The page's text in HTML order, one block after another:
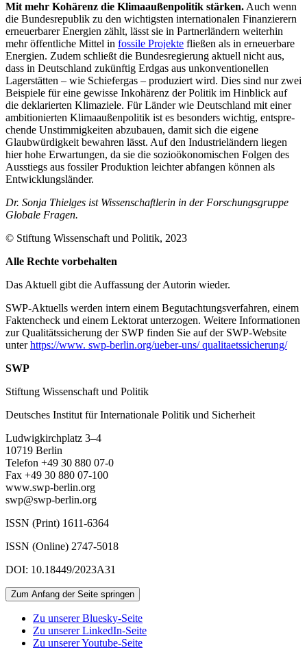
Mit mehr Kohärenz die Klimaaußen­poli­tik stärken. Auch wenn
die Bundes­repub­lik zu den wichtigsten internationa­len Finanzierern
erneuerbarer Energien zählt, lässt sie in Partnerländern weiterhin
mehr öffentliche Mittel in fossile Projekte fließen als in erneuerbare
Energien. Zudem schließt die Bundesregierung aktuell nicht aus,
dass in Deutschland zukünftig Erdgas aus un­konventionellen
Lagerstätten – wie Schie­fergas – produziert wird. Dies sind nur zwei
Beispiele für eine gewisse Inko­hä­renz der Politik im Hinblick auf
die dekla­rierten Klimaziele. Für Länder wie Deutsch­land mit einer
ambitionierten Klimaaußen­poli­tik ist es besonders wichtig, entspre­
chende Un­stimmigkeiten abzubauen, damit sich die eigene
Glaubwürdigkeit bewahren lässt. Auf den Industrieländern liegen
hier hohe Erwartungen, da sie die sozioökon­omischen Folgen des
Ausstiegs aus fossiler Produktion leichter abfangen können als
Entwick­lungs­länder.
Dr. Sonja Thielges ist Wissenschaftlerin in der Forschungsgruppe
Globale Fragen.
© Stiftung Wissenschaft und Politik, 2023
Alle Rechte vorbehalten
Das Aktuell gibt die Auf­fassung der Autorin wieder.
SWP-Aktuells werden intern einem Begutachtungsverfah­ren, einem
Faktencheck und einem Lektorat unterzogen. Weitere Informationen
zur Qualitätssicherung der SWP finden Sie auf der SWP-Website
unterhttps://www. swp-berlin.org/ueber-uns/ qualitaetssicherung/
SWP
Stiftung Wissenschaft und Politik
Deutsches Institut für Internationale Politik und Sicherheit
Ludwigkirchplatz 3–4
10719 Berlin
Telefon +49 30 880 07-0
Fax +49 30 880 07-100
www.swp-berlin.org
swp@swp-berlin.org
ISSN (Print) 1611-6364
ISSN (Online) 2747-5018
DOI: 10.18449/2023A31
Zum Anfang der Seite springen
Zu unserer Bluesky-Seite
Zu unserer LinkedIn-Seite
Zu unserer Youtube-Seite